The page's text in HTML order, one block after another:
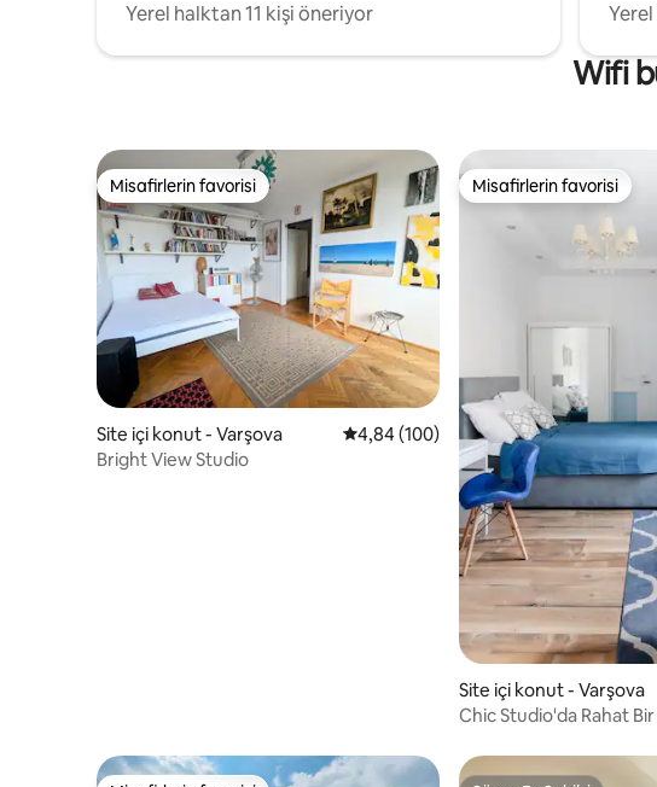
Yerel halktan 11 kişi öneriyor
Wifi
Misafirlerin favorisi
Misafirlerin favorisi
Site içi konut - Varşova 5 üzerinden ortalama 4,84 puan, 100
4,84 (100)
Bright View Studio
Misafirlerin favorisi
Misafirlerin favorisi
Site içi konut - Varşova
Chic Studio'da Rahat